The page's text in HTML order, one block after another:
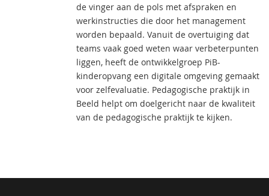
de vinger aan de pols met afspraken en
werkinstructies die door het management
worden bepaald. Vanuit de overtuiging dat
teams vaak goed weten waar verbeterpunten
liggen, heeft de ontwikkelgroep PiB-
kinderopvang een digitale omgeving gemaakt
voor zelfevaluatie. Pedagogische praktijk in
Beeld helpt om doelgericht naar de kwaliteit
van de pedagogische praktijk te kijken.